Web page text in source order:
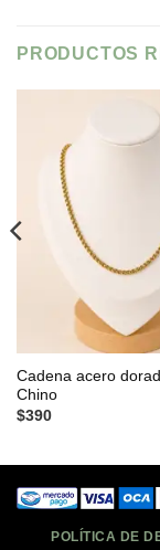
PRODUCTOS
Cadena acero
Chino
$390
POLÍTICA DE